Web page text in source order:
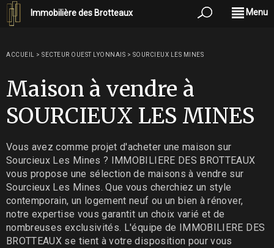
Immobilière des Brotteaux Menu
ACCUEIL > SECTEUR OUEST LYONNAIS > SOURCIEUX LES MINES
Maison à vendre à
SOURCIEUX LES MINES
Vous avez comme projet d'acheter une maison sur
Sourcieux Les Mines ? IMMOBILIERE DES BROTTEAUX
vous propose une sélection de maisons à vendre sur
Sourcieux Les Mines. Que vous cherchiez un style
contemporain, un logement neuf ou un bien à rénover,
notre expertise vous garantit un choix varié et de
nombreuses exclusivités. L'équipe de IMMOBILIERE DES
BROTTEAUX se tient à votre disposition pour vous